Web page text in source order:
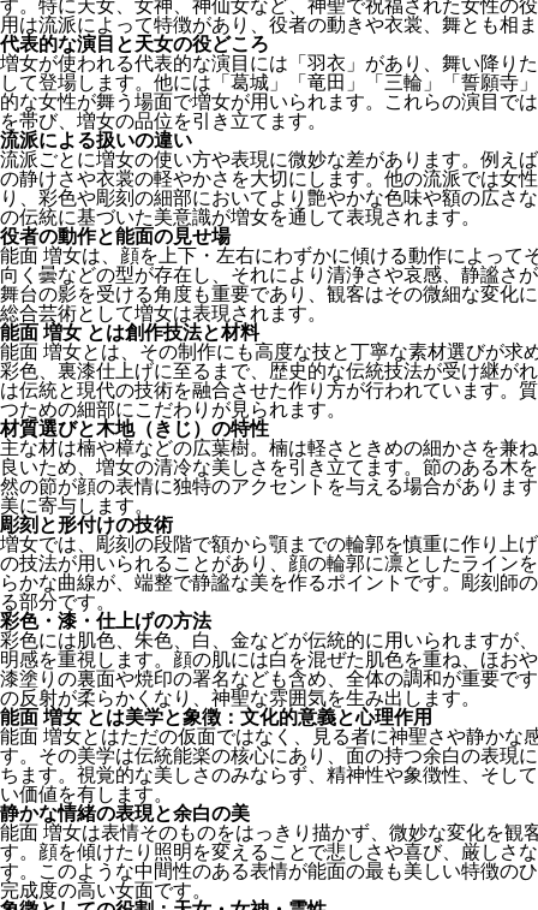
す。特に天女、女神、神仙女など、神聖で祝福された女性の
用は流派によって特徴があり、役者の動きや衣裳、舞とも相
代表的な演目と天女の役どころ
増女が使われる代表的な演目には「羽衣」があり、舞い降り
して登場します。他には「葛城」「竜田」「三輪」「誓願寺
的な女性が舞う場面で増女が用いられます。これらの演目で
を帯び、増女の品位を引き立てます。
流派による扱いの違い
流派ごとに増女の使い方や表現に微妙な差があります。例え
の静けさや衣裳の軽やかさを大切にします。他の流派では女
り、彩色や彫刻の細部においてより艶やかな色味や額の広さ
の伝統に基づいた美意識が増女を通して表現されます。
役者の動作と能面の見せ場
能面 増女は、顔を上下・左右にわずかに傾ける動作によって
向く曇などの型が存在し、それにより清浄さや哀感、静謐さ
舞台の影を受ける角度も重要であり、観客はその微細な変化
総合芸術として増女は表現されます。
能面 増女 とは創作技法と材料
能面 増女とは、その制作にも高度な技と丁寧な素材選びが求
彩色、裏漆仕上げに至るまで、歴史的な伝統技法が受け継が
は伝統と現代の技術を融合させた作り方が行われています。
つための細部にこだわりが見られます。
材質選びと木地（きじ）の特性
主な材は楠や樟などの広葉樹。楠は軽さときめの細かさを兼
良いため、増女の清冷な美しさを引き立てます。節のある木
然の節が顔の表情に独特のアクセントを与える場合がありま
美に寄与します。
彫刻と形付けの技術
増女では、彫刻の段階で額から顎までの輪郭を慎重に作り上
の技法が用いられることがあり、顔の輪郭に凛としたライン
らかな曲線が、端整で静謐な美を作るポイントです。彫刻師
る部分です。
彩色・漆・仕上げの方法
彩色には肌色、朱色、白、金などが伝統的に用いられますが
明感を重視します。顔の肌には白を混ぜた肌色を重ね、ほお
漆塗りの裏面や焼印の署名なども含め、全体の調和が重要で
の反射が柔らかくなり、神聖な雰囲気を生み出します。
能面 増女 とは美学と象徴：文化的意義と心理作用
能面 増女とはただの仮面ではなく、見る者に神聖さや静かな
す。その美学は伝統能楽の核心にあり、面の持つ余白の表現
ちます。視覚的な美しさのみならず、精神性や象徴性、そし
い価値を有します。
静かな情緒の表現と余白の美
能面 増女は表情そのものをはっきり描かず、微妙な変化を観
す。顔を傾けたり照明を変えることで悲しさや喜び、厳しさ
す。このような中間性のある表情が能面の最も美しい特徴の
完成度の高い女面です。